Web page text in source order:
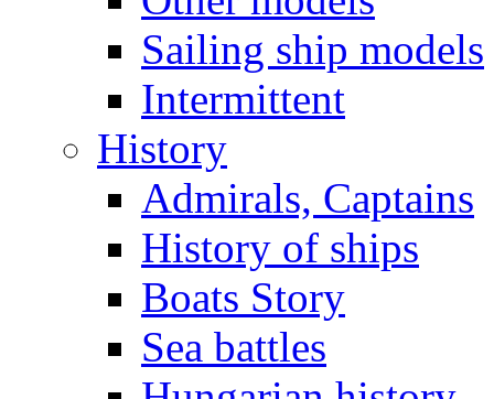
Sailing ship models
Intermittent
History
Admirals, Captains
History of ships
Boats Story
Sea battles